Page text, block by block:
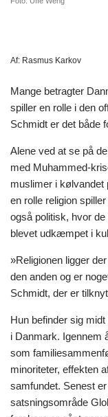
Af: Rasmus Karkov
Mange betragter
spiller en rolle i den
Schmidt er det både
Alene ved at se på
med Muhammed-
muslimer i kølvandet
en rolle religion
også politisk, hvor
blevet udkæmpet i
»Religionen ligger
den anden og er
Schmidt, der er
Hun befinder sig
i Danmark. Igennem
som
minoriteter, effekten
samfundet. Senest
satsningsområde